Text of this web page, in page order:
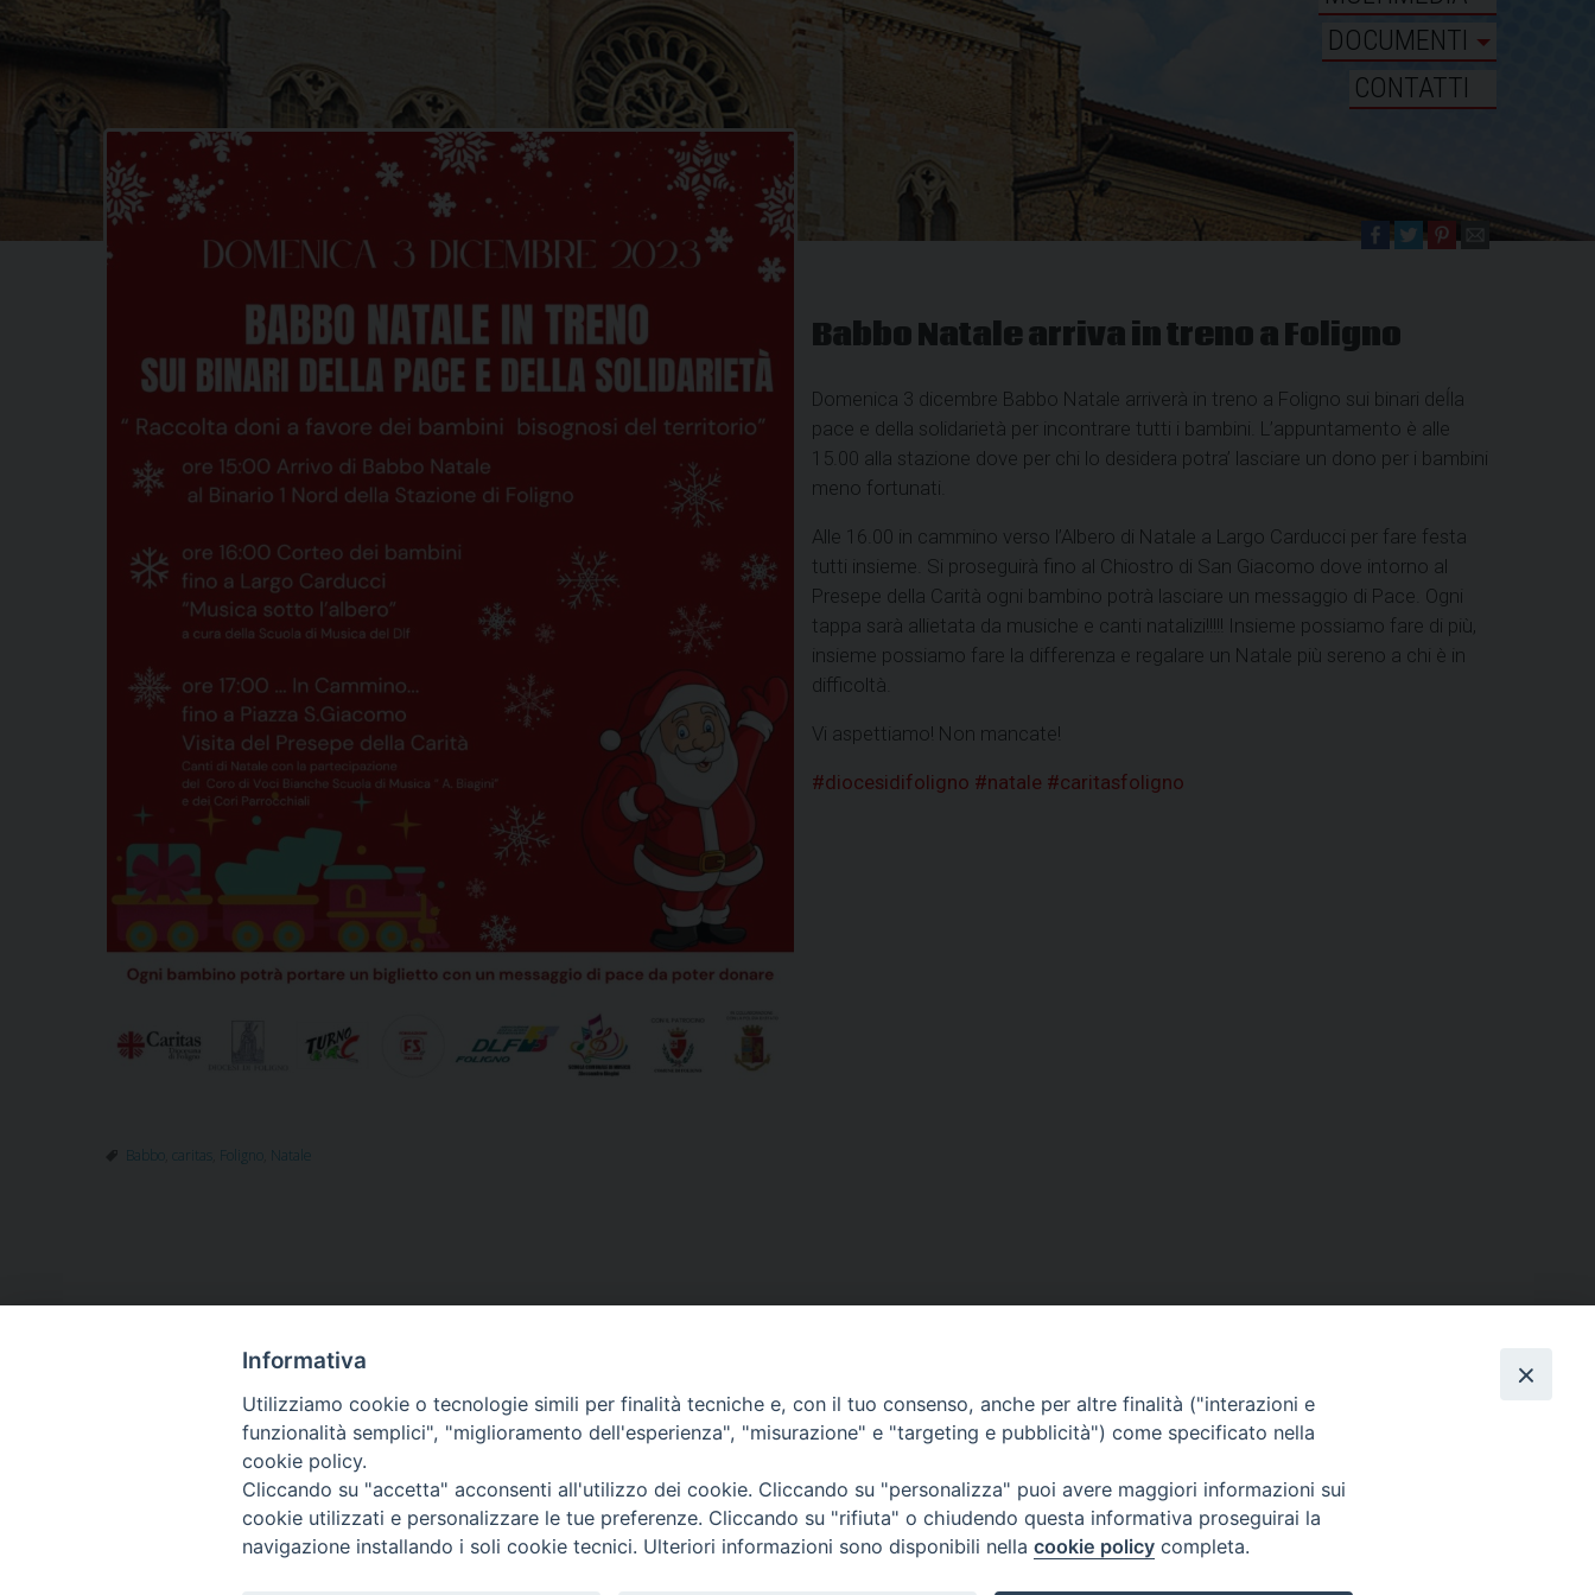
DOCUMENTI
CONTATTI
Babbo Natale arriva in treno a Foligno
Domenica 3 dicembre Babbo Natale arriverà in treno a Foligno sui binari deĺla
pace e della solidarietà per incontrare tutti i bambini. L’appuntamento è alle
15.00 alla stazione dove per chi lo desidera potra’ lasciare un dono per i bambini
meno fortunati.
Alle 16.00 in cammino verso l’Albero di Natale a Largo Carducci per fare festa
tutti insieme. Si proseguirà fino al Chiostro di San Giacomo dove intorno al
Presepe della Carità ogni bambino potrà lasciare un messaggio di Pace. Ogni
tappa sarà allietata da musiche e canti natalizi!!!!! Insieme possiamo fare di più,
insieme possiamo fare la differenza e regalare un Natale più sereno a chi è in
difficoltà.
Vi aspettiamo! Non mancate!
#diocesidifoligno #natale #caritasfoligno
Babbo caritas Foligno Natale
VESCOVO ORARI MESSE CURIA VESCOVILE TUTELA MINORI UFFICI PASTORALI PERSONE VITA CONSACRATA
Copyright © 2018 Diocesi di Foligno /Curia . Piazza Mons. Faloci 3 - 06034 FOLIGNO [PG]
tel. 0742 350473 fax 0742 349021 email: info@diocesidifoligno.it . pec: diocesidifoligno@pec.it
Informativa
Utilizziamo cookie o tecnologie simili per finalità tecniche e, con il tuo consenso, anche per altre finalità ("interazioni e
funzionalità semplici", "miglioramento dell'esperienza", "misurazione" e "targeting e pubblicità") come specificato nella
cookie policy.
Cliccando su "accetta" acconsenti all'utilizzo dei cookie. Cliccando su "personalizza" puoi avere maggiori informazioni sui
cookie utilizzati e personalizzare le tue preferenze. Cliccando su "rifiuta" o chiudendo questa informativa proseguirai la
navigazione installando i soli cookie tecnici. Ulteriori informazioni sono disponibili nella cookie policy completa.